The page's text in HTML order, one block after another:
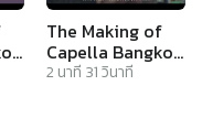
The Making of
Capella Bangkok
- Part 2
2 นาที 31วินาที